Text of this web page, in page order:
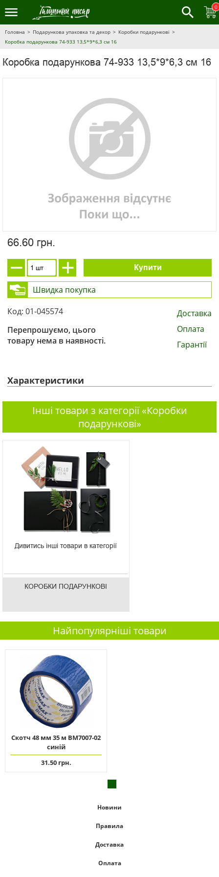
0
Головна Подарункова упаковка та декор
Коробки подарункові
Коробка подарункова 74-933 13,5*9*6,3 см 16
Коробка подарункова 74-933 13,5*9*6,3 см 16
66.60 грн.
Купити
Швидка покупка
Код: 01-045574
Перепрошуємо, цього
товару нема в наявності.
Доставка
Оплата
Гарантії
Характеристики
Інші товари з категорії «Коробки
подарункові»
Дивитись інші товари в категорії
КОРОБКИ ПОДАРУНКОВІ
Найпопулярніші товари
Скотч 48 мм 35 м ВМ7007-02
синій
31.50 грн.
Новини
Правила
Доставка
Оплата